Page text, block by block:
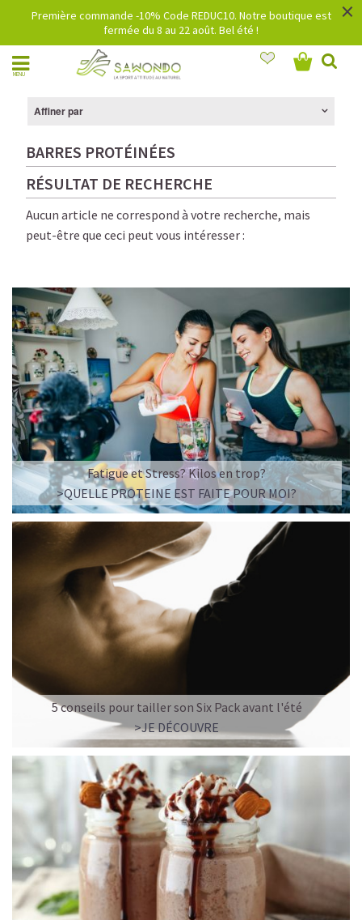
Première commande -10% Code REDUC10. Notre boutique est
fermée du 8 au 22 août. Bel été !
×
MENU
Affiner par
BARRES PROTÉINÉES
RÉSULTAT DE RECHERCHE
Aucun article ne correspond à votre recherche, mais
peut-être que ceci peut vous intéresser :
Fatigue et Stress? Kilos en trop?
>QUELLE PROTEINE EST FAITE POUR MOI?
5 conseils pour tailler son Six Pack avant l'été
>JE DÉCOUVRE